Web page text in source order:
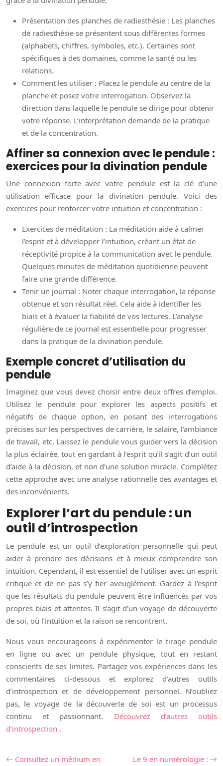
Présentation des planches de radiesthésie : Les planches
de radiesthésie se présentent sous différentes formes
(alphabets, chiffres, symboles, etc.). Certaines sont
spécifiques à des domaines, comme la santé ou les
relations.
Comment les utiliser : Placez le pendule au centre de la
planche et posez votre interrogation. Observez la
direction dans laquelle le pendule se dirige pour obtenir
votre réponse. L’interprétation demande de la pratique
et de la concentration.
Affiner sa connexion avec le pendule :
exercices pour la divination pendule
Une connexion forte avec votre pendule est la clé d’une
utilisation efficace pour la divination pendule. Voici des
exercices pour renforcer votre intuition et concentration :
Exercices de méditation : La méditation aide à calmer
l’esprit et à développer l’intuition, créant un état de
réceptivité propice à la communication avec le pendule.
Quelques minutes de méditation quotidienne peuvent
faire une grande différence.
Tenir un journal : Noter chaque interrogation, la réponse
obtenue et son résultat réel. Cela aide à identifier les
biais et à évaluer la fiabilité de vos lectures. L’analyse
régulière de ce journal est essentielle pour progresser
dans la pratique de la divination pendule.
Exemple concret d’utilisation du
pendule
Imaginez que vous devez choisir entre deux offres d’emploi.
Utilisez le pendule pour explorer les aspects positifs et
négatifs de chaque option, en posant des interrogations
précises sur les perspectives de carrière, le salaire, l’ambiance
de travail, etc. Laissez le pendule vous guider vers la décision
la plus éclairée, tout en gardant à l’esprit qu’il s’agit d’un outil
d’aide à la décision, et non d’une solution miracle. Complétez
cette approche avec une analyse rationnelle des avantages et
des inconvénients.
Explorer l’art du pendule : un
outil d’introspection
Le pendule est un outil d’exploration personnelle qui peut
aider à prendre des décisions et à mieux comprendre son
intuition. Cependant, il est essentiel de l’utiliser avec un esprit
critique et de ne pas s’y fier aveuglément. Gardez à l’esprit
que les résultats du pendule peuvent être influencés par vos
propres biais et attentes. Il s’agit d’un voyage de découverte
de soi, où l’intuition et la raison se rencontrent.
Nous vous encourageons à expérimenter le tirage pendule
en ligne ou avec un pendule physique, tout en restant
conscients de ses limites. Partagez vos expériences dans les
commentaires ci-dessous et explorez d’autres outils
d’introspection et de développement personnel. N’oubliez
pas, le voyage de la découverte de soi est un processus
continu et passionnant. Découvrez d’autres outils
d’introspection .
Consultez un médium en
Le 9 en numérologie :